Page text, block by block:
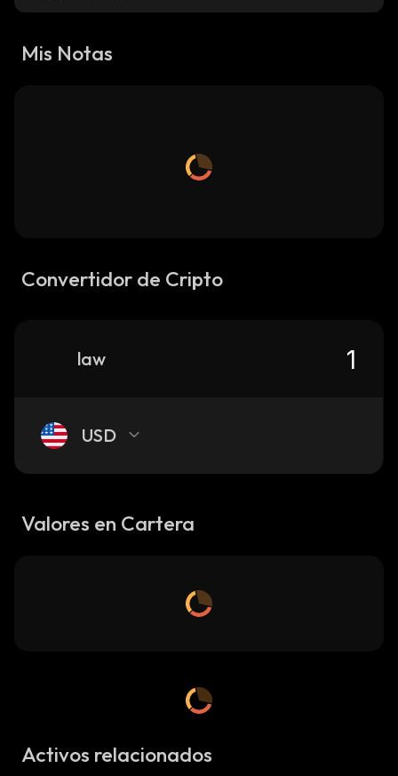
Mis Notas
Convertidor de Cripto
law
USD
Valores en Cartera
Activos relacionados